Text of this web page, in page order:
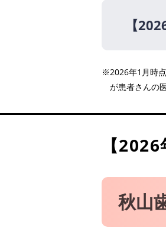
【
秋
じ
か
※2026年1月時
が患者さんの
【2026
秋山